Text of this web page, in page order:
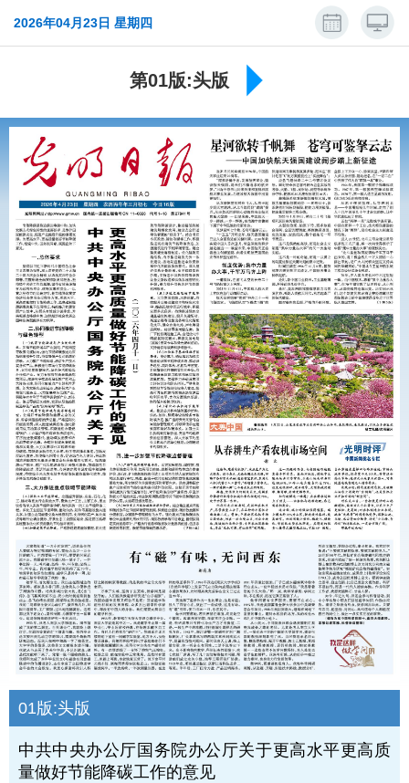
2026年04月23日 星期四
第01版:头版
01版:头版
中共中央办公厅国务院办公厅关于更高水平更高质
量做好节能降碳工作的意见